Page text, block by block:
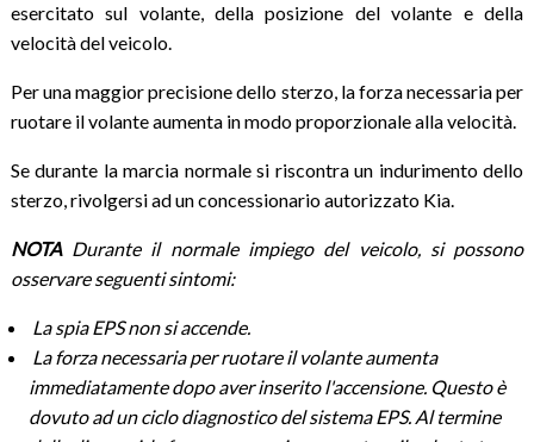
esercitato sul volante, della posizione del volante e della
velocità del veicolo.
Per una maggior precisione dello sterzo, la forza necessaria per
ruotare il volante aumenta in modo proporzionale alla velocità.
Se durante la marcia normale si riscontra un indurimento dello
sterzo, rivolgersi ad un concessionario autorizzato Kia.
NOTADurante il normale impiego del veicolo, si possono
osservare seguenti sintomi:
La spia EPS non si accende.
La forza necessaria per ruotare il volante aumenta
immediatamente dopo aver inserito l'accensione. Questo è
dovuto ad un ciclo diagnostico del sistema EPS. Al termine